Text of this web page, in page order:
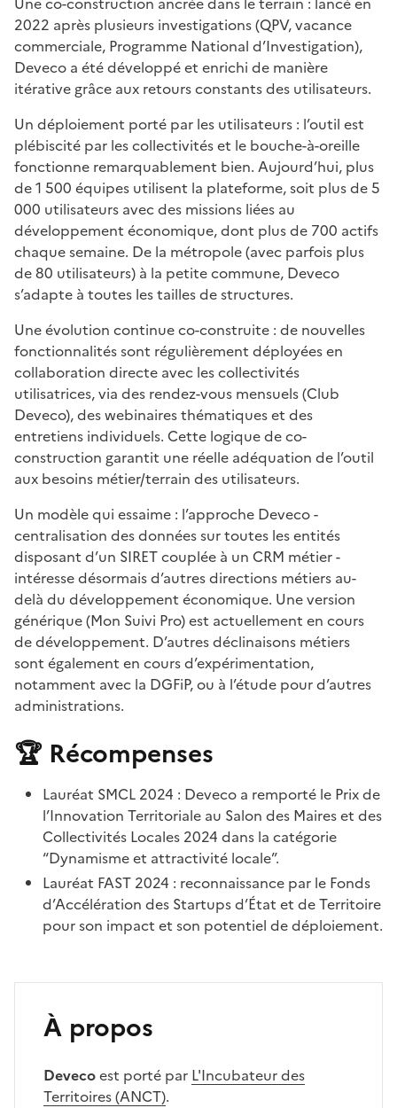
2022 après plusieurs investigations (QPV, vacance
commerciale, Programme National d’Investigation),
Deveco a été développé et enrichi de manière
itérative grâce aux retours constants des utilisateurs.
Un déploiement porté par les utilisateurs : l’outil est
plébiscité par les collectivités et le bouche-à-oreille
fonctionne remarquablement bien. Aujourd’hui, plus
de 1 500 équipes utilisent la plateforme, soit plus de 5
000 utilisateurs avec des missions liées au
développement économique, dont plus de 700 actifs
chaque semaine. De la métropole (avec parfois plus
de 80 utilisateurs) à la petite commune, Deveco
s’adapte à toutes les tailles de structures.
Une évolution continue co-construite : de nouvelles
fonctionnalités sont régulièrement déployées en
collaboration directe avec les collectivités
utilisatrices, via des rendez-vous mensuels (Club
Deveco), des webinaires thématiques et des
entretiens individuels. Cette logique de co-
construction garantit une réelle adéquation de l’outil
aux besoins métier/terrain des utilisateurs.
Un modèle qui essaime : l’approche Deveco -
centralisation des données sur toutes les entités
disposant d’un SIRET couplée à un CRM métier -
intéresse désormais d’autres directions métiers au-
delà du développement économique. Une version
générique (Mon Suivi Pro) est actuellement en cours
de développement. D’autres déclinaisons métiers
sont également en cours d’expérimentation,
notamment avec la DGFiP, ou à l’étude pour d’autres
administrations.
🏆 Récompenses
Lauréat SMCL 2024 : Deveco a remporté le Prix de
l’Innovation Territoriale au Salon des Maires et des
Collectivités Locales 2024 dans la catégorie
“Dynamisme et attractivité locale”.
Lauréat FAST 2024 : reconnaissance par le Fonds
d’Accélération des Startups d’État et de Territoire
pour son impact et son potentiel de déploiement.
À propos
Devecoest porté par L'Incubateur des
Territoires (ANCT).